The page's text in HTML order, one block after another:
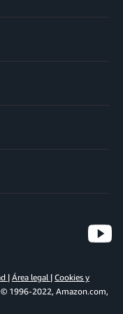
| Área legal | Cookies y
© 1996-2022, Amazon.com,